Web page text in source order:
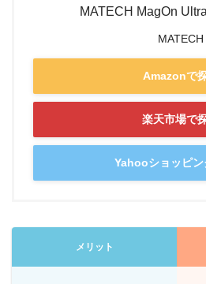
MATECH MagOn
MATECH
Amazonで
楽天市場で
Yahooショッピン
メリット